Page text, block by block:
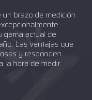
brazo de medición
gama actual de
Las ventajas que
y responden
la hora de medir